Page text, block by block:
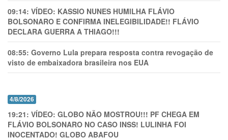
09:14: VÍDEO: KASSIO NUNES HUMlLHA FLÁVIO
BOLSONARO E CONFIRMA INELEGIBILIDADE!! FLÁVIO
DECLARA GUERRA A THIAGO!!!
08:55: Governo Lula prepara resposta contra revogação de
visto de embaixadora brasileira nos EUA
4/8/2026
19:21: VÍDEO: GLOBO NÃO MOSTROU!!! PF CHEGA EM
FLÁVIO BOLSONARO NO CASO INSS! LULINHA FOI
INOCENTADO! GLOBO ABAFOU